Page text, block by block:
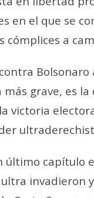
en el que se
a
Bolsonaro
más grave, es
victoria
capítulo
invadieron